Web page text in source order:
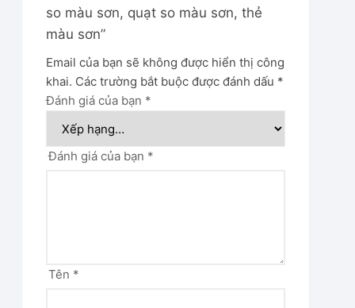
so màu sơn, quạt so màu sơn, thẻ
màu sơn”
Email của bạn sẽ không được hiển thị công
khai. Các trường bắt buộc được đánh dấu *
Đánh giá của bạn *
Đánh giá của bạn *
Tên *